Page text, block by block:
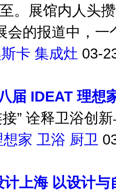
。展馆内人头
会的报道中，
卡 集成灶 03-
届 IDEAT 理想
” 诠释卫浴创
家 卫浴 厨卫
上海 以设计与